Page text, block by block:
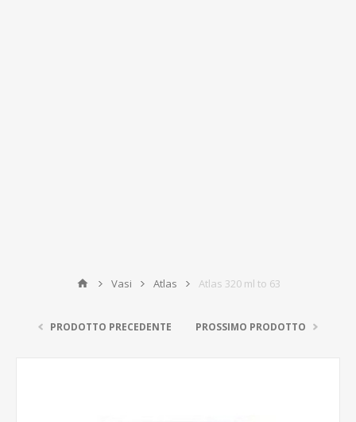
Vasi Atlas Atlas 320 ml to 63
PRODOTTO PRECEDENTE PROSSIMO PRODOTTO